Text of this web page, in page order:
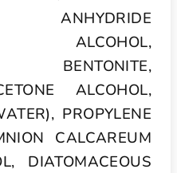
ANHYDRIDE
ALCOHOL,
BENTONITE,
ALCOHOL,
PROPYLENE
CALCAREUM
DIATOMACEOUS